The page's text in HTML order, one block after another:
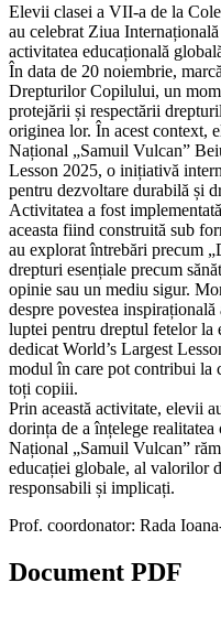
Elevii clasei a VII-a de la
au celebrat Ziua
activitatea educațională
În data de 20 noiembrie,
Drepturilor Copilului, un
protejării și respectării
originea lor. În acest context,
Național „Samuil Vulcan”
Lesson 2025, o inițiativă
pentru dezvoltare durabilă și
Activitatea a fost
aceasta fiind construită sub
au explorat întrebări precum
drepturi esențiale precum
opinie sau un mediu sigur.
despre povestea
luptei pentru dreptul fetelor
dedicat World’s Largest
modul în care pot contribui la
toți copiii.
Prin această activitate, elevii
dorința de a înțelege
Național „Samuil Vulcan”
educației globale, al valorilor
responsabili și implicați.
Prof. coordonator: Rada
Document PDF